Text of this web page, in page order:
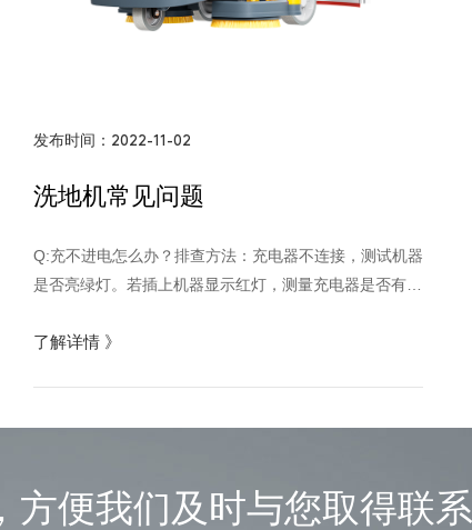
发布时间：2022-11-02
洗地机常见问题
Q:充不进电怎么办？排查方法：充电器不连接，测试机器
是否亮绿灯。若插上机器显示红灯，测量充电器是否有输
决方案
了解详情 》
方便我们及时与您取得联系